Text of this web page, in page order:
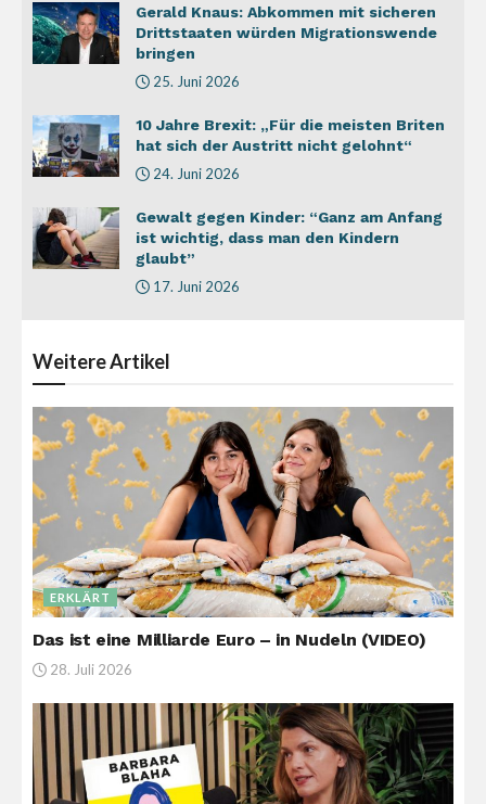
Gerald Knaus: Abkommen mit sicheren
Drittstaaten würden Migrationswende
bringen
25. Juni 2026
10 Jahre Brexit: „Für die meisten Briten
hat sich der Austritt nicht gelohnt“
24. Juni 2026
Gewalt gegen Kinder: “Ganz am Anfang
ist wichtig, dass man den Kindern
glaubt”
17. Juni 2026
WeitereArtikel
ERKLÄRT
Das ist eine Milliarde Euro – in Nudeln (VIDEO)
28. Juli 2026